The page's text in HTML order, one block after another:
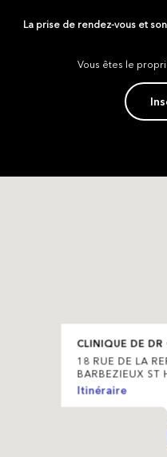
La prise de rendez-vous et
Vous êtes le
CLINIQUE DE DR
18 RUE DE LA
BARBEZIEUX ST
Itinéraire